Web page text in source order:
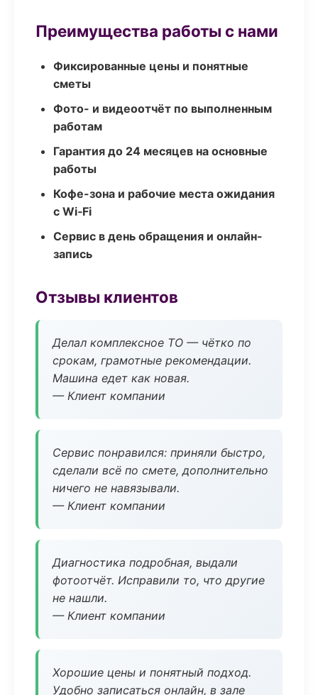
Преимущества работы с нами
Фиксированные цены и понятные
сметы
Фото- и видеоотчёт по выполненным
работам
Гарантия до 24 месяцев на основные
работы
Кофе-зона и рабочие места ожидания
с Wi‑Fi
Сервис в день обращения и онлайн-
запись
Отзывы клиентов
Делал комплексное ТО — чётко по
срокам, грамотные рекомендации.
Машина едет как новая.
— Клиент компании
Сервис понравился: приняли быстро,
сделали всё по смете, дополнительно
ничего не навязывали.
— Клиент компании
Диагностика подробная, выдали
фотоотчёт. Исправили то, что другие
не нашли.
— Клиент компании
Хорошие цены и понятный подход.
Удобно записаться онлайн, в зале